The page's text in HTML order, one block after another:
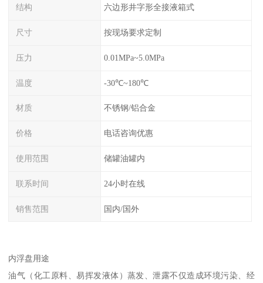
结构 六边形井字形全接液箱式
尺寸 按现场要求定制
压力 0.01MPa~5.0MPa
温度 -30℃~180℃
材质 不锈钢/铝合金
价格 电话咨询优惠
使用范围 储罐油罐内
联系时间 24小时在线
销售范围 国内/国外
内浮盘用途
油气（化工原料、易挥发液体）蒸发、泄露不仅造成环境污染、经